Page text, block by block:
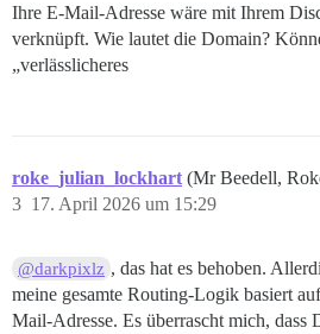
Ihre E-Mail-Adresse wäre mit Ihrem
verknüpft. Wie lautet die Domain?
„verlässlicheres
roke_julian_lockhart (Mr Beedell,
17. April 2026 um 15:29
3
@darkpixlz , das hat es behoben.
meine gesamte Routing-Logik basiert
Mail-Adresse. Es überrascht mich, dass